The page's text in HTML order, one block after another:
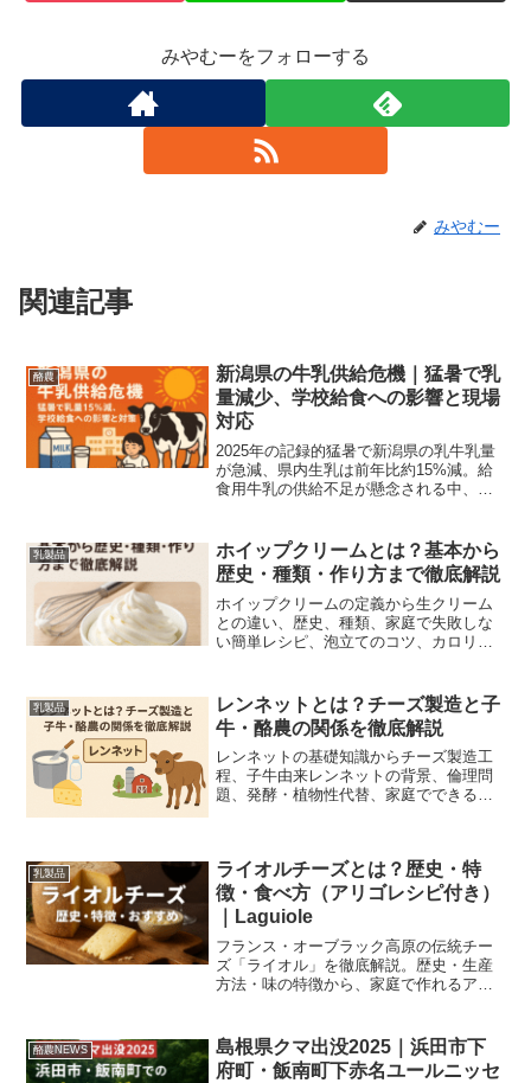
みやむーをフォローする
みやむー
関連記事
酪農
新潟県の牛乳供給危機｜猛暑で乳
量減少、学校給食への影響と現場
対応
2025年の記録的猛暑で新潟県の乳牛乳量
が急減、県内生乳は前年比約15%減。給
食用牛乳の供給不足が懸念される中、現
乳製品
ホイップクリームとは？基本から
歴史・種類・作り方まで徹底解説
ホイップクリームの定義から生クリーム
との違い、歴史、種類、家庭で失敗しな
い簡単レシピ、泡立てのコツ、カロリー
乳製品
レンネットとは？チーズ製造と子
牛・酪農の関係を徹底解説
レンネットの基礎知識からチーズ製造工
程、子牛由来レンネットの背景、倫理問
題、発酵・植物性代替、家庭でできる代
乳製品
ライオルチーズとは？歴史・特
徴・食べ方（アリゴレシピ付き）
｜Laguiole
フランス・オーブラック高原の伝統チー
ズ「ライオル」を徹底解説。歴史・生産
方法・味の特徴から、家庭で作れるアリ
す。
酪農NEWS
島根県クマ出没2025｜浜田市下
府町・飯南町下赤名ユールニッセ